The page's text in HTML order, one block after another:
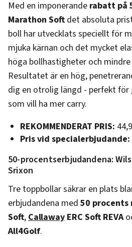
Med en imponerande rabatt på
Marathon Soft det absoluta
boll har utvecklats speciellt för
mjuka kärnan och det mycket
höga bollhastigheter och mindre
Resultatet är en hög,
dig en otrolig längd - perfekt för
som vill ha mer carry.
REKOMMENDERAT PRIS:
Pris vid specialerbjudande:
50-procentserbjudandena:
Srixon
Tre toppbollar säkrar en plats
erbjudandena med 50
Soft,CallawayERC Soft REVA
All4Golf.